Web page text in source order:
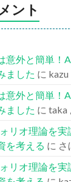
ント
意外と簡単！
ました に kazu
意外と簡単！
ました に taka
リオ理論を
を考える に さ
リオ理論を